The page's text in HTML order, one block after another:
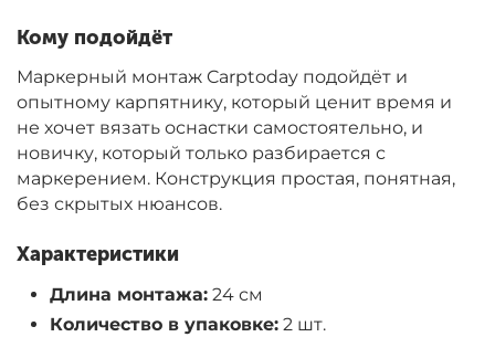
Кому подойдёт
Маркерный монтаж Carptoday подойдёт и
опытному карпятнику, который ценит время и
не хочет вязать оснастки самостоятельно, и
новичку, который только разбирается с
маркерением. Конструкция простая, понятная,
без скрытых нюансов.
Характеристики
Длина монтажа: 24 см
Количество в упаковке: 2 шт.